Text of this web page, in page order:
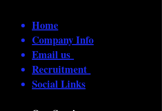
Home
Company Info
Email us
Recruitment
Social Links